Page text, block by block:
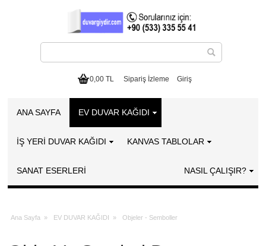
0,00 TL Sipariş İzleme Giriş
ANA SAYFA EV DUVAR KAĞIDI
İŞ YERİ DUVAR KAĞIDI KANVAS TABLOLAR
SANAT ESERLERI NASIL ÇALIŞIR?
Ana Sayfa » EV DUVAR KAĞIDI » Objeler - Semboller